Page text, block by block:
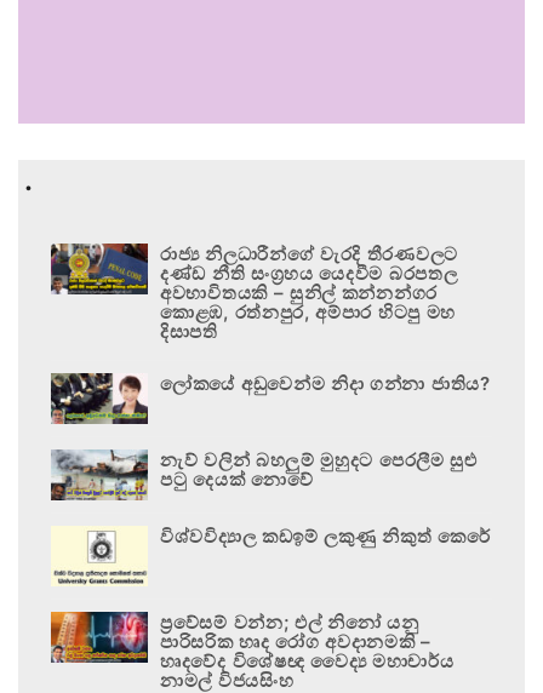
.
රාජ්‍ය නිලධාරීන්ගේ වැරදි තීරණවලට
දණ්ඩ නීති සංග්‍රහය යෙදවීම බරපතල
අවභාවිතයකි – සුනිල් කන්නන්ගර
කොළඹ, රත්නපුර, අම්පාර හිටපු මහ
දිසාපති
ලෝකයේ අඩුවෙන්ම නිදා ගන්නා ජාතිය?
නැව් වලින් බහලුම් මුහුදට පෙරලීම සුළු
පටු දෙයක් නොවේ
විශ්වවිද්‍යාල කඩඉම් ලකුණු නිකුත් කෙරේ
ප්‍රවේසම් වන්න; එල් නිනෝ යනු
පාරිසරික හෘද රෝග අවදානමකි –
හෘදවේද විශේෂඥ වෛද්‍ය මහාචාර්ය
නාමල් විජයසිංහ